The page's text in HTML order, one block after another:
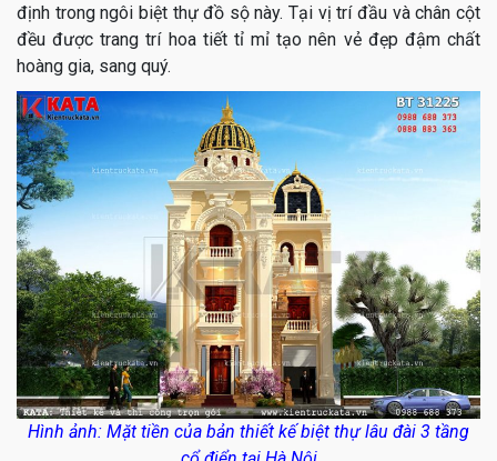
định trong ngôi biệt thự đồ sộ này. Tại vị trí đầu và chân cột
đều được trang trí hoa tiết tỉ mỉ tạo nên vẻ đẹp đậm chất
hoàng gia, sang quý.
Hình ảnh: Mặt tiền của bản thiết kế biệt thự lâu đài 3 tầng